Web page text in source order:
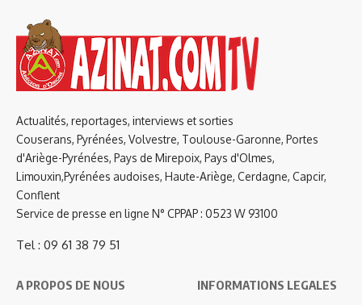
Actualités, reportages, interviews et sorties
Couserans, Pyrénées, Volvestre, Toulouse-Garonne, Portes
d'Ariège-Pyrénées, Pays de Mirepoix, Pays d'Olmes,
Limouxin,Pyrénées audoises, Haute-Ariège, Cerdagne, Capcir,
Conflent
Service de presse en ligne N° CPPAP : 0523 W 93100
Tel : 09 61 38 79 51
A PROPOS DE NOUS INFORMATIONS LEGALES